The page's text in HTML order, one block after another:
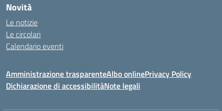
Novità
Le notizie
Le circolari
Calendario eventi
Amministrazione trasparenteAlbo onlinePrivacy Policy
Dichiarazione di accessibilitàNote legali